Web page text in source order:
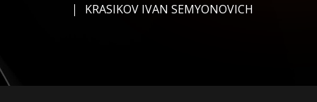
KRASIKOV IVAN SEMYONOVICH